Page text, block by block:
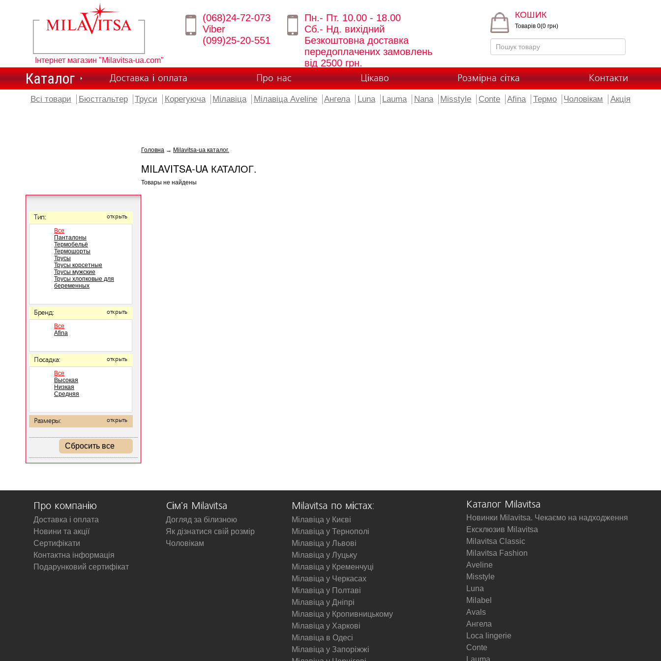
Інтернет магазин "Milavitsa-ua.com"
(068)24-72-073
Viber
(099)25-20-551
Пн.- Пт. 10.00 - 18.00
Сб.- Нд. вихідний
Безкоштовна доставка
передоплачених замовлень
від 2500 грн.
КОШИК
Товарів 0(0 грн)
Каталог Доставка і оплата Про нас Цікаво Розмірна сітка Контакти
Всі товари Бюстгальтер Труси Корегуюча Мілавіца Мілавіца Aveline Ангела Luna Lauma Nana Misstyle Conte Afina Термо Чоловікам Акція
Тип: открыть
Все
Панталоны
Термобельё
Термошорты
Трусы
Трусы корсетные
Трусы мужские
Трусы хлопковые для
беременных
Бренд: открыть
Все
Afina
Посадка: открыть
Все
Высокая
Низкая
Средняя
Размеры: открыть
Сбросить все
Головна → Milavitsa-ua каталог.
MILAVITSA-UA КАТАЛОГ.
Товары не найдены
Про компанію
Доставка і оплата
Новини та акції
Сертифікати
Контактна інформація
Подарунковий сертифікат
Сім'я Milavitsa
Догляд за білизною
Як дізнатися свій розмір
Чоловікам
Milavitsa по містах:
Мілавіца у Києві
Мілавіца у Тернополі
Мілавіца у Львові
Мілавіца у Луцьку
Мілавіца у Кременчуці
Мілавіца у Черкасах
Мілавіца у Полтаві
Мілавіца у Дніпрі
Мілавіца у Кропивницькому
Мілавіца у Харкові
Мілавіца в Одесі
Мілавіца у Запоріжжі
Каталог Milavitsa
Новинки Milavitsa. Чекаємо на надходження
Ексклюзив Milavitsa
Milavitsa Classic
Milavitsa Fashion
Aveline
Misstyle
Luna
Milabel
Avals
Ангела
Loca lingerie
Conte
Lauma